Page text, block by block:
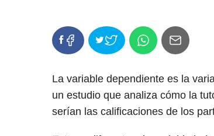
La variable dependiente es la
un estudio que analiza cómo la
serían las calificaciones de los